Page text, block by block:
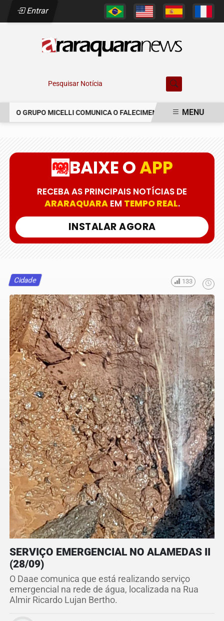
Entrar
Pesquisar Notícia
O GRUPO MICELLI COMUNICA O FALECIMENTO DO SR. MARCELO
MENU
BAIXE OAPP
RECEBA AS PRINCIPAIS NOTÍCIAS DE
ARARAQUARAEM TEMPO REAL.
INSTALAR AGORA
Cidade 133
SERVIÇO EMERGENCIAL NO ALAMEDAS II
(28/09)
O Daae comunica que está realizando serviço
emergencial na rede de água, localizada na Rua
Almir Ricardo Lujan Bertho.